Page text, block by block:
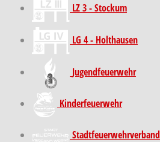
LZ 3 - Stockum
LG 4 - Holthausen
Jugendfeuerwehr
Kinder­feuer­wehr
Stadt­feuer­wehr­verband